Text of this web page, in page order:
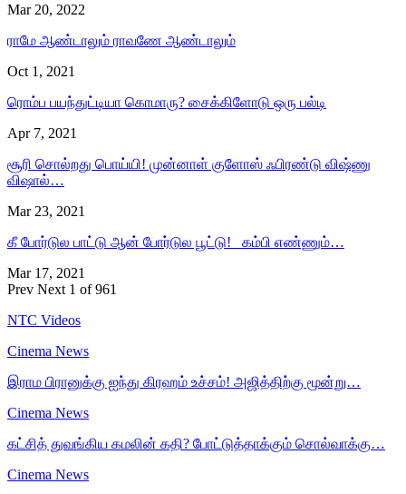
Mar 20, 2022
ராமே ஆண்டாலும் ராவணே ஆண்டாலும்
Oct 1, 2021
ரொம்ப பயந்துட்டியா கொமாரு? சைக்கிளோடு ஒரு பல்டி
Apr 7, 2021
சூரி சொல்றது பொய்யி! முன்னாள் குளோஸ் ஃபிரண்டு விஷ்ணு
விஷால்…
Mar 23, 2021
கீ போர்டுல பாட்டு ஆன் போர்டுல பூட்டு! கம்பி எண்ணும்…
Mar 17, 2021
Prev Next 1 of 961
NTC Videos
Cinema News
இராம பிரானுக்கு ஐந்து கிரஹம் உச்சம்! அஜித்திற்கு மூன்று…
Cinema News
கட்சித் துவங்கிய கமலின் கதி? போட்டுத்தாக்கும் சொல்வாக்கு…
Cinema News